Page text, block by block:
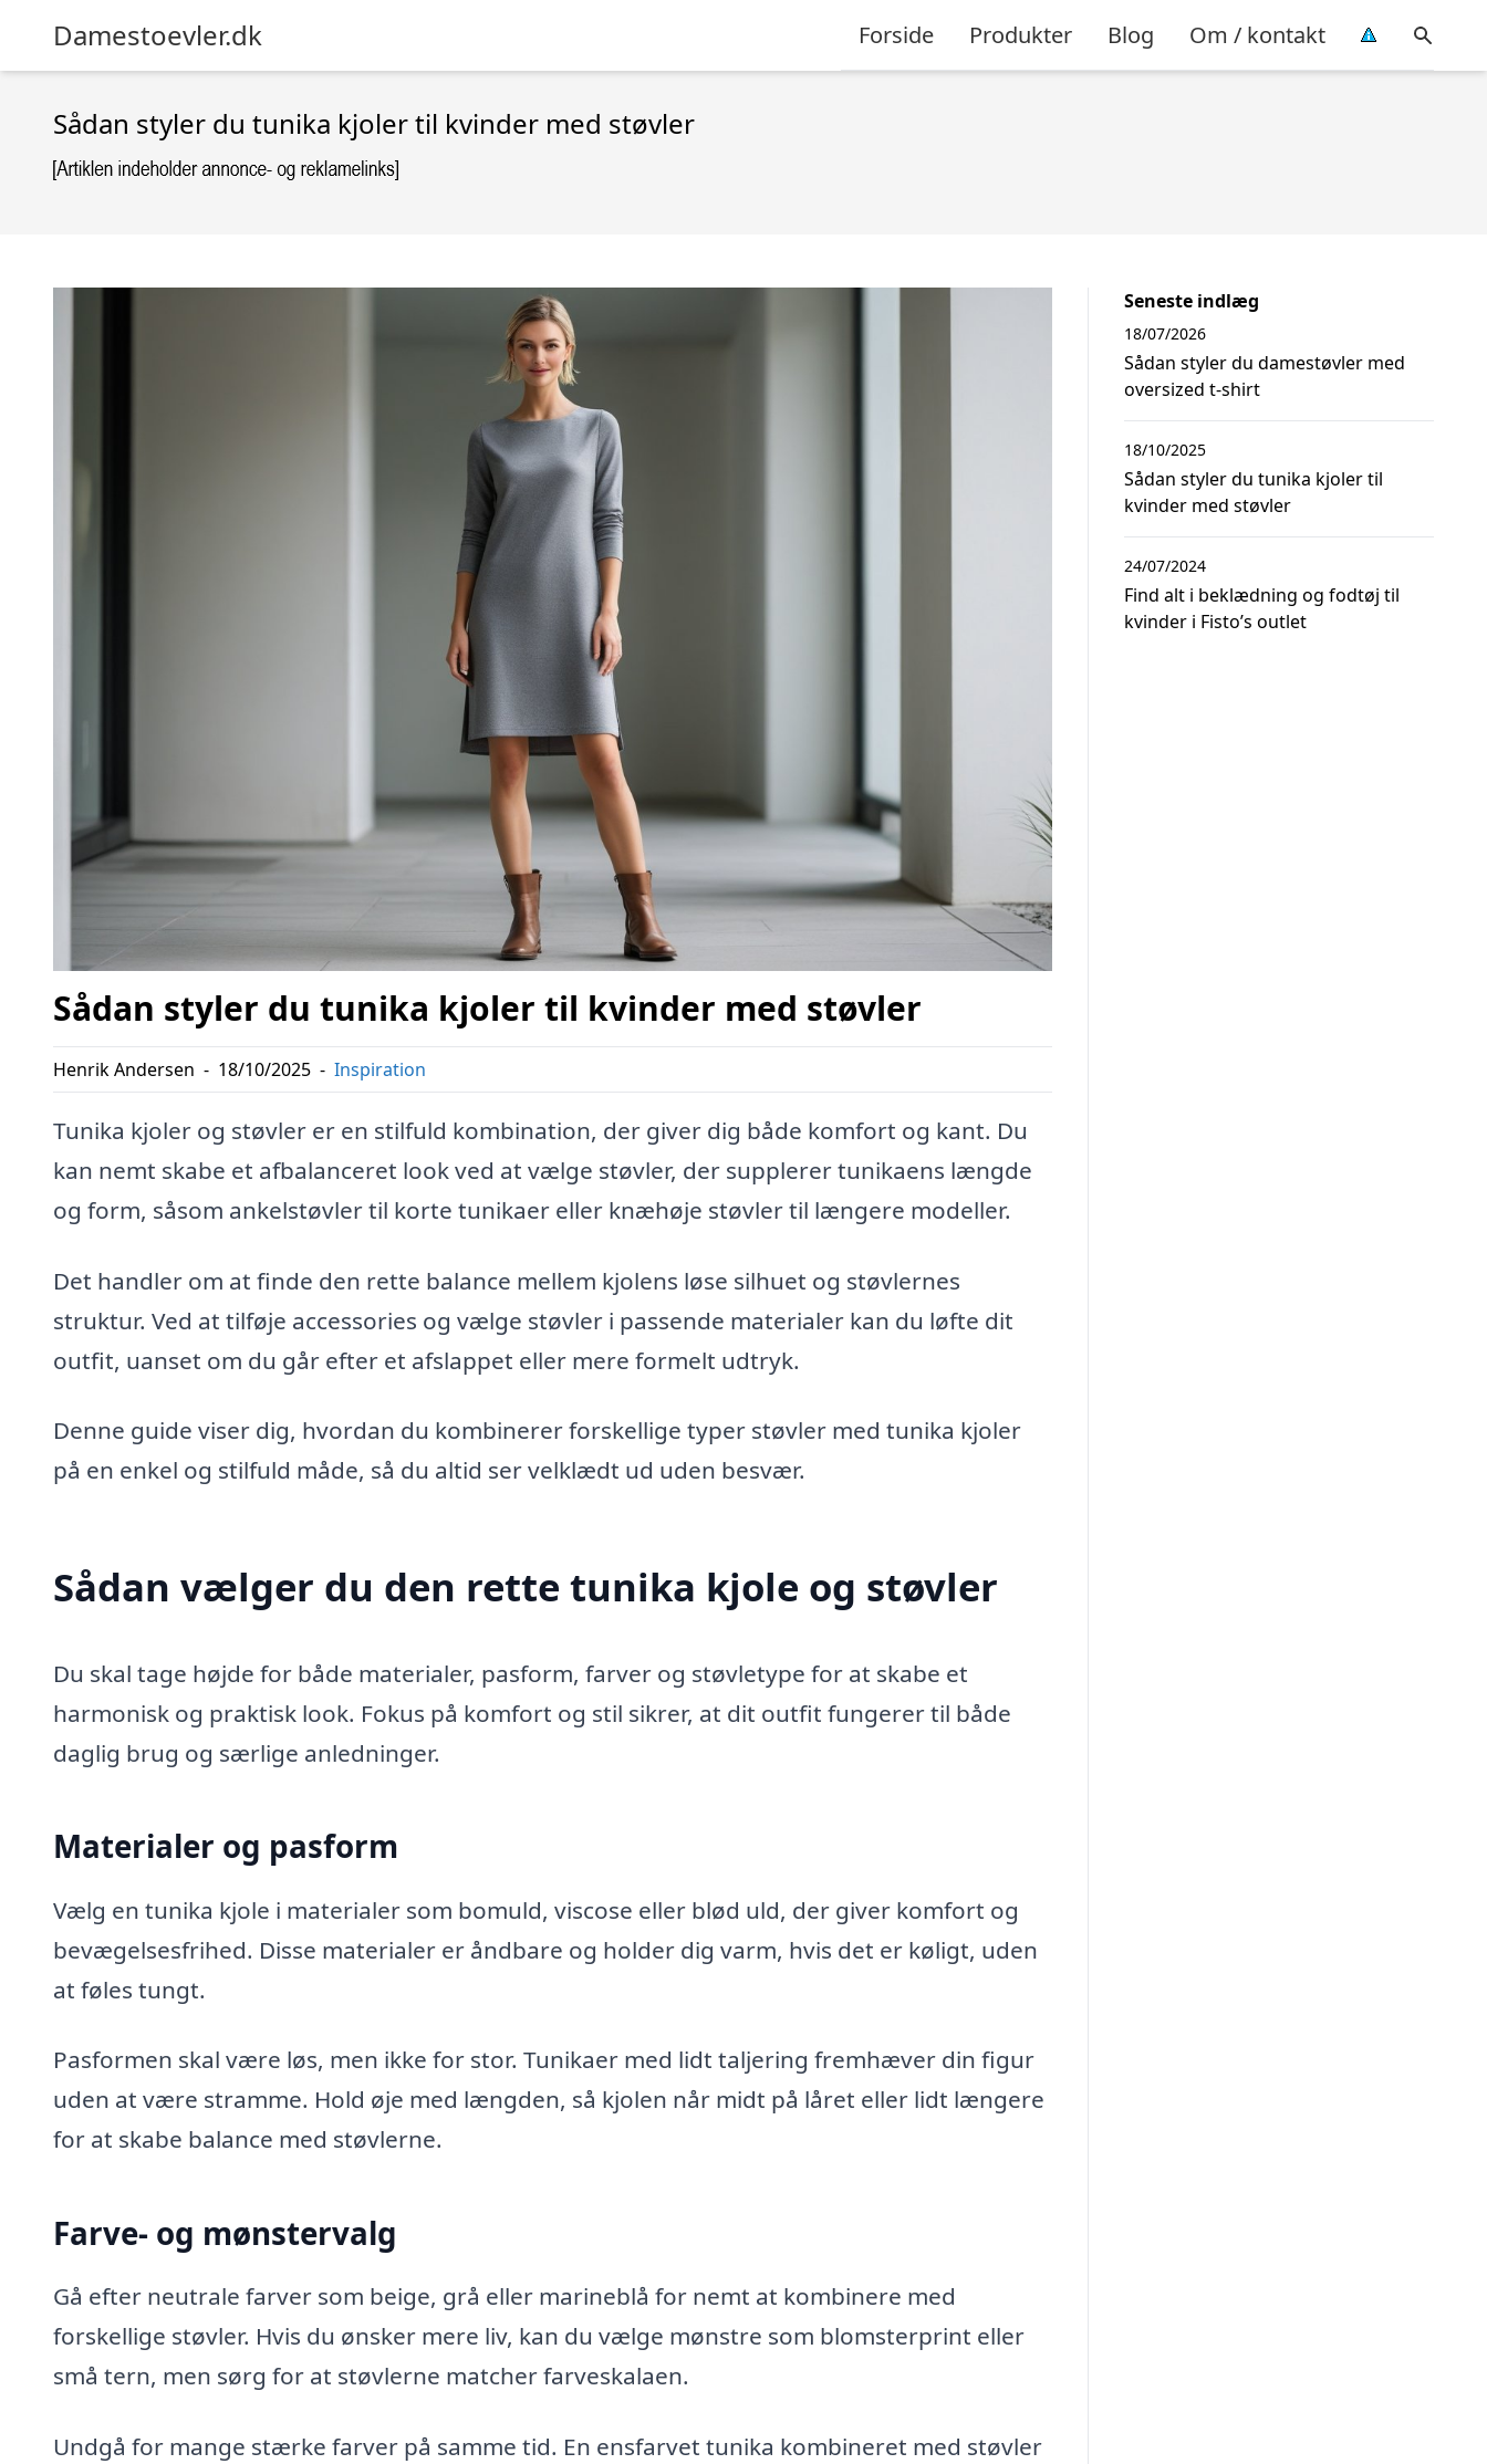
Damestoevler.dk Forside Produkter Blog Om / kontakt
Sådan styler du tunika kjoler til kvinder med støvler
Sådan styler du tunika kjoler til kvinder med støvler
Henrik Andersen - 18/10/2025 - Inspiration
Tunika kjoler og støvler er en stilfuld kombination, der giver dig både komfort og kant. Du
kan nemt skabe et afbalanceret look ved at vælge støvler, der supplerer tunikaens længde
og form, såsom ankelstøvler til korte tunikaer eller knæhøje støvler til længere modeller.
Det handler om at finde den rette balance mellem kjolens løse silhuet og støvlernes
struktur. Ved at tilføje accessories og vælge støvler i passende materialer kan du løfte dit
outfit, uanset om du går efter et afslappet eller mere formelt udtryk.
Denne guide viser dig, hvordan du kombinerer forskellige typer støvler med tunika kjoler
på en enkel og stilfuld måde, så du altid ser velklædt ud uden besvær.
Sådan vælger du den rette tunika kjole og støvler
Du skal tage højde for både materialer, pasform, farver og støvletype for at skabe et
harmonisk og praktisk look. Fokus på komfort og stil sikrer, at dit outfit fungerer til både
daglig brug og særlige anledninger.
Materialer og pasform
Vælg en tunika kjole i materialer som bomuld, viscose eller blød uld, der giver komfort og
bevægelsesfrihed. Disse materialer er åndbare og holder dig varm, hvis det er køligt, uden
at føles tungt.
Pasformen skal være løs, men ikke for stor. Tunikaer med lidt taljering fremhæver din figur
uden at være stramme. Hold øje med længden, så kjolen når midt på låret eller lidt længere
for at skabe balance med støvlerne.
Farve- og mønstervalg
Gå efter neutrale farver som beige, grå eller marineblå for nemt at kombinere med
forskellige støvler. Hvis du ønsker mere liv, kan du vælge mønstre som blomsterprint eller
små tern, men sørg for at støvlerne matcher farveskalaen.
Undgå for mange stærke farver på samme tid. En ensfarvet tunika kombineret med støvler
Seneste indlæg
Sådan styler du damestøvler med
oversized t-shirt
18/07/2026
Sådan styler du tunika kjoler til
kvinder med støvler
18/10/2025
Find alt i beklædning og fodtøj til
kvinder i Fisto’s outlet
24/07/2024